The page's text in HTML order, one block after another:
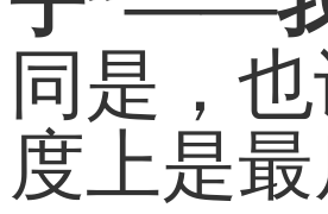
同是，
度上是